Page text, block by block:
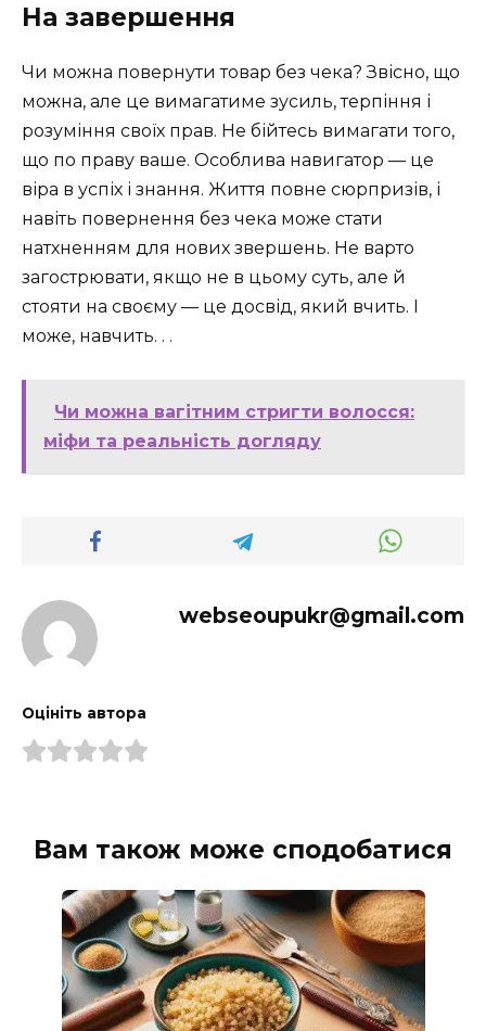
На завершення
Чи можна повернути товар без чека? Звісно, що
можна, але це вимагатиме зусиль, терпіння і
розуміння своїх прав. Не бійтесь вимагати того,
що по праву ваше. Особлива навигатор — це
віра в успіх і знання. Життя повне сюрпризів, і
навіть повернення без чека може стати
натхненням для нових звершень. Не варто
загострювати, якщо не в цьому суть, але й
стояти на своєму — це досвід, який вчить. І
може, навчить. . .
Чи можна вагітним стригти волосся:
міфи та реальність догляду
webseoupukr@gmail.com
Оцініть автора
Вам також може сподобатися